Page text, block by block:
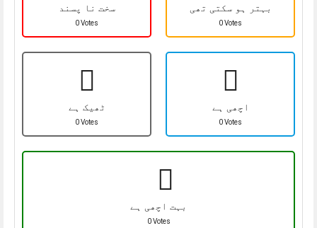
سخت نا پسند
0 Votes
بہتر ہو سکتی تھی
0 Votes
ٹھیک ہے
0 Votes
اچھی ہے
0 Votes
بہت اچھی ہے
0 Votes